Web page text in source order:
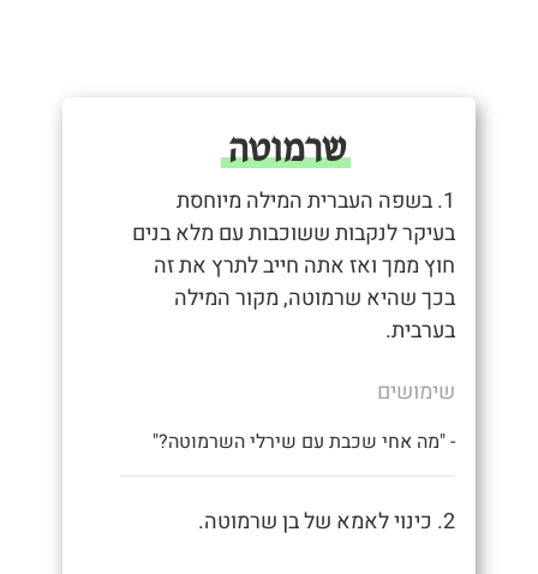
שרמוטה
1. בשפה העברית המילה מיוחסת
בעיקר לנקבות ששוכבות עם מלא בנים
חוץ ממך ואז אתה חייב לתרץ את זה
בכך שהיא שרמוטה, מקור המילה
בערבית.
שימושים
- "מה אחי שכבת עם שירלי השרמוטה?"
2. כינוי לאמא של בן שרמוטה.